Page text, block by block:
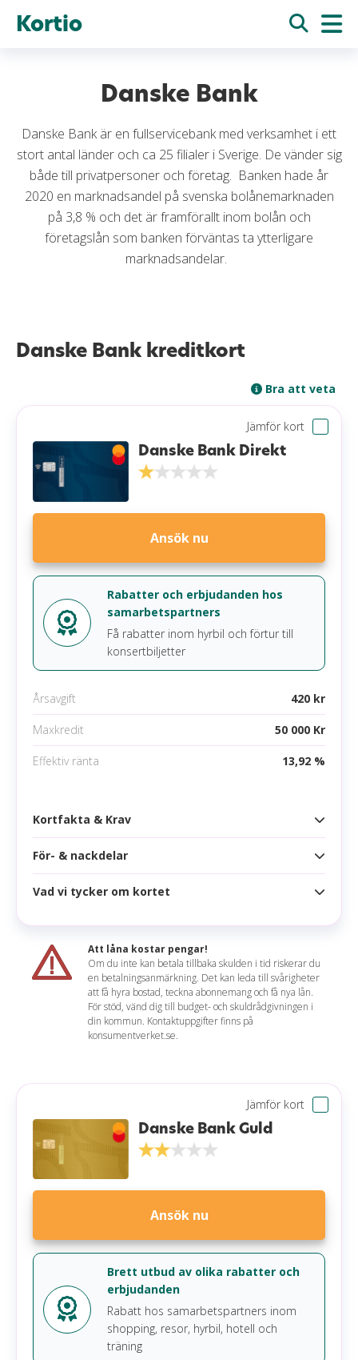
Kortio
Danske Bank
Danske Bank är en fullservicebank med verksamhet i ett
stort antal länder och ca 25 filialer i Sverige. De vänder sig
både till privatpersoner och företag. Banken hade år
2020 en marknadsandel på svenska bolånemarknaden
på 3,8 % och det är framförallt inom bolån och
företagslån som banken förväntas ta ytterligare
marknadsandelar.
Danske Bank kreditkort
Bra att veta
Jämför kort
Danske Bank Direkt
Ansök nu
Rabatter och erbjudanden hos
samarbetspartners
Få rabatter inom hyrbil och förtur till
konsertbiljetter
Årsavgift 420 kr
Maxkredit 50 000 Kr
Effektiv ränta 13,92 %
Kortfakta & Krav
Kortfakta
Årsavgift
Ränta
Effektiv ränta
13,92 %
Räntefritt
45 dagar
Korttyp
Aviavgift
Påminnelseavgift
Förseningsavgift
Övertrasseringsavgift
Gratis extrakort
Nej
Krav
Anställning
För- & nackdelar
Fördelar
Rabatter hos samarbetspartners
Nackdelar
Inget lojalitetsprogram
Inga försäkringar
Vad vi tycker om kortet
Claudia sammanfattar
Detta kortet erbjuder inga särskilt märkvärdiga
förmåner. Om du redan har kontopaketet Danske
Läs mer om Danske Bank Direkt
Att låna kostar pengar!
Om du inte kan betala tillbaka skulden i tid riskerar du
en betalningsanmärkning. Det kan leda till svårigheter
att få hyra bostad, teckna abonnemang och få nya lån.
För stöd, vänd dig till budget- och skuldrådgivningen i
din kommun. Kontaktuppgifter finns på
konsumentverket.se.
Jämför kort
Danske Bank Guld
Ansök nu
Brett utbud av olika rabatter och
erbjudanden
Rabatt hos samarbetspartners inom
shopping, resor, hyrbil, hotell och
träning